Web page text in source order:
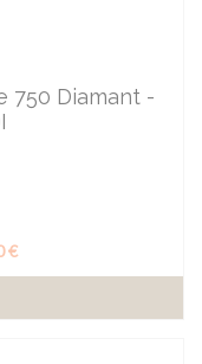
750 Diamant -
€